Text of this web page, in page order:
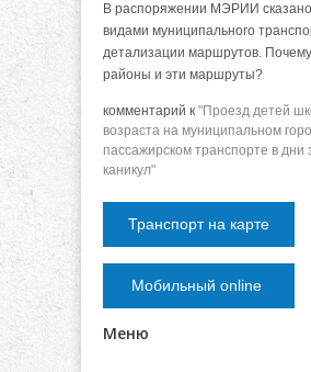
В распоряжении МЭРИИ
видами муниципального
детализации маршрутов. Почему
районы и эти маршруты?
комментарий к "Проезд детей
возраста на муниципальном
пассажирском транспорте в дни
каникул"
Транспорт на карте
Мобильный online
Меню